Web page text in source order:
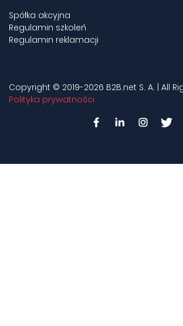
Spółka akcyjna
Regulamin szkoleń
Regulamin reklamacji
Copyright © 2019-2026 B2B.net S. A. | All
Polityka prywatności